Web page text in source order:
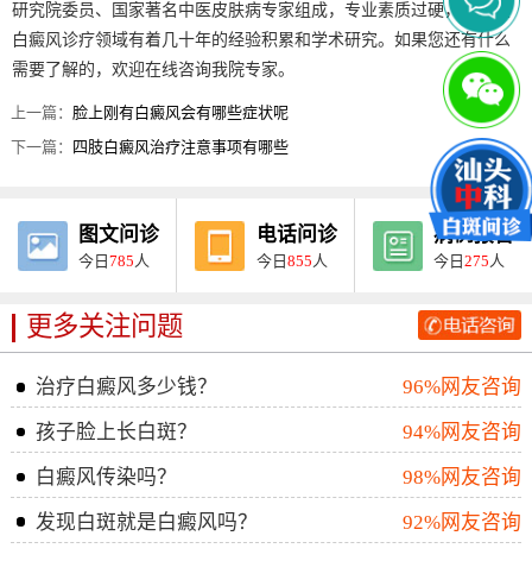
研究院委员、国家著名中医皮肤病专家组成，专业素质过硬，同时在
白癜风诊疗领域有着几十年的经验积累和学术研究。如果您还有什么
需要了解的，欢迎在线咨询我院专家。
上一篇：脸上刚有白癜风会有哪些症状呢
下一篇：
四肢白癜风治疗注意事项有哪些
图文问诊
今日785 人
电话问诊
今日855 人
病例报告
今日275 人
更多关注问题
治疗白癜风多少钱？
96%网友咨询
孩子脸上长白斑？
94%网友咨询
白癜风传染吗？
98%网友咨询
发现白斑就是白癜风吗？
92%网友咨询